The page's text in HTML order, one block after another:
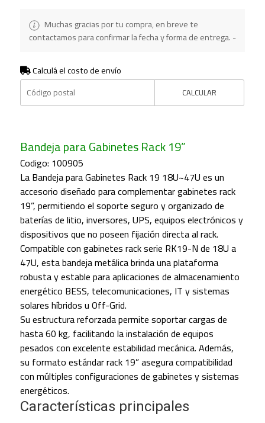
Muchas gracias por tu compra, en breve te
contactamos para confirmar la fecha y forma de entrega. -
Calculá el costo de envío
CALCULAR
Bandeja para Gabinetes Rack 19”
Codigo: 100905
La Bandeja para Gabinetes Rack 19 18U~47U es un
accesorio diseñado para complementar gabinetes rack
19”, permitiendo el soporte seguro y organizado de
baterías de litio, inversores, UPS, equipos electrónicos y
dispositivos que no poseen fijación directa al rack.
Compatible con gabinetes rack serie RK19-N de 18U a
47U, esta bandeja metálica brinda una plataforma
robusta y estable para aplicaciones de almacenamiento
energético BESS, telecomunicaciones, IT y sistemas
solares híbridos u Off-Grid.
Su estructura reforzada permite soportar cargas de
hasta 60 kg, facilitando la instalación de equipos
pesados con excelente estabilidad mecánica. Además,
su formato estándar rack 19” asegura compatibilidad
con múltiples configuraciones de gabinetes y sistemas
energéticos.
Características principales